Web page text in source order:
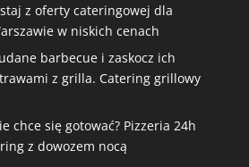
z oferty cateringowej dla
w niskich cenach
barbecue i zaskocz ich
z grilla. Catering grillowy
chce się gotować? Pizzeria 24h
z dowozem nocą